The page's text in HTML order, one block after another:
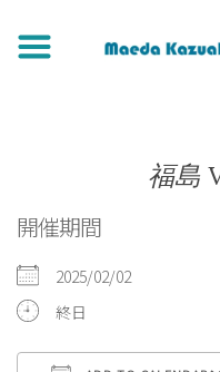
福島
開催期間
2025/02/02
終日